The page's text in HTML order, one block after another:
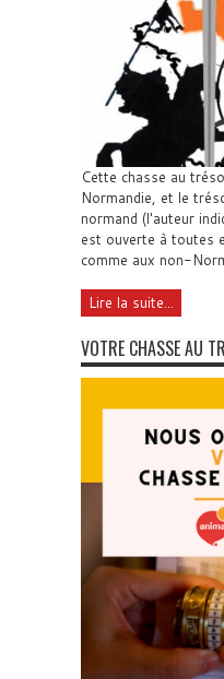
Cette chasse au
Normandie, et le
normand (l'auteur
est ouverte à toutes
comme aux non-
Lire la suite...
VOTRE CHASSE AU